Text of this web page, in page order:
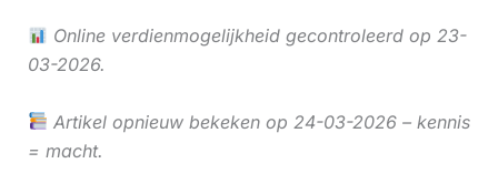
Online verdienmogelijkheid gecontroleerd op 23-
03-2026.
Artikel opnieuw bekeken op 24-03-2026 – kennis
= macht.